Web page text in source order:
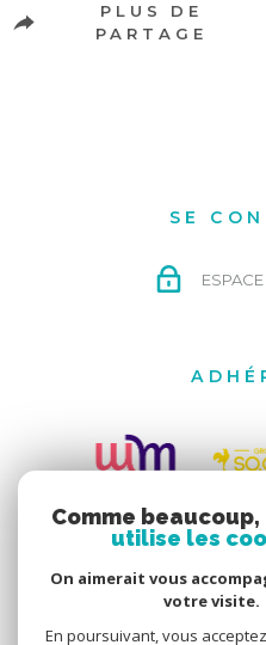
PLUS DE
PARTAGE
SE
Comme
utilise les
On aimerait vous
votre visite.
En poursuivant, vous